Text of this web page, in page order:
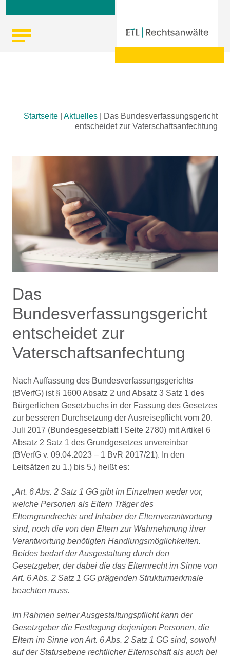
Startseite Aktuelles
Das Bundesverfassungsgericht
entscheidet zur Vaterschaftsanfechtung
Das
Bundesverfassungsgericht
entscheidet zur
Vaterschaftsanfechtung
Nach Auffassung des Bundesverfassungsgerichts
(BVerfG) ist § 1600 Absatz 2 und Absatz 3 Satz 1 des
Bürgerlichen Gesetzbuchs in der Fassung des Gesetzes
zur besseren Durchsetzung der Ausreisepflicht vom 20.
Juli 2017 (Bundesgesetzblatt I Seite 2780) mit Artikel 6
Absatz 2 Satz 1 des Grundgesetzes unvereinbar
(BVerfG v. 09.04.2023 – 1 BvR 2017/21). In den
Leitsätzen zu 1.) bis 5.) heißt es:
„Art. 6 Abs. 2 Satz 1 GG gibt im Einzelnen weder vor,
welche Personen als Eltern Träger des
Elterngrundrechts und Inhaber der Elternverantwortung
sind, noch die von den Eltern zur Wahrnehmung ihrer
Verantwortung benötigten Handlungsmöglichkeiten.
Beides bedarf der Ausgestaltung durch den
Gesetzgeber, der dabei die das Elternrecht im Sinne von
Art. 6 Abs. 2 Satz 1 GG prägenden Strukturmerkmale
beachten muss.
Im Rahmen seiner Ausgestaltungspflicht kann der
Gesetzgeber die Festlegung derjenigen Personen, die
Eltern im Sinne von Art. 6 Abs. 2 Satz 1 GG sind, sowohl
auf der Statusebene rechtlicher Elternschaft als auch bei